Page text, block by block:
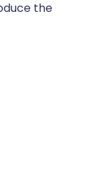
the